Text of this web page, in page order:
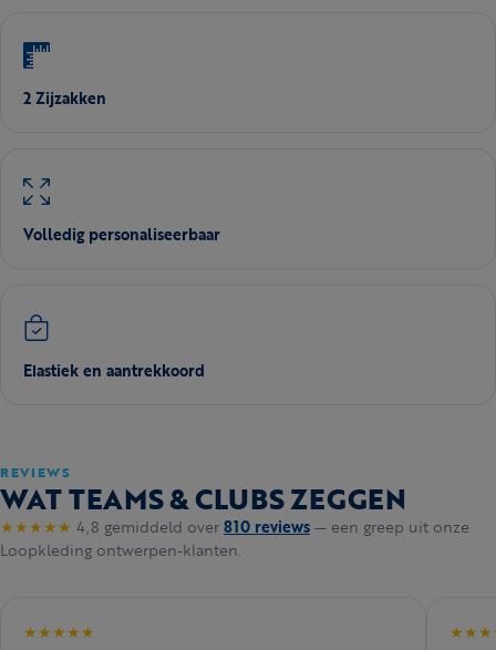
2 Zijzakken
Volledig personaliseerbaar
Elastiek en aantrekkoord
REVIEWS
WAT TEAMS & CLUBS ZEGGEN
★★★★★ 4,8 gemiddeld over810 reviews— een greep uit onze
Loopkleding ontwerpen-klanten.
★★★★★